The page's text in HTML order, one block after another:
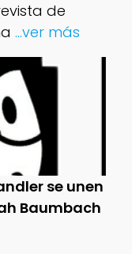
de
...ver más
se unen
Baumbach